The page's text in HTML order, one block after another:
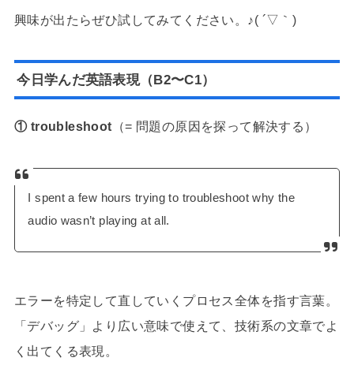
興味が出たらぜひ試してみてください。♪( ´▽｀)
今日学んだ英語表現（B2〜C1）
① troubleshoot （= 問題の原因を探って解決する）
I spent a few hours trying to troubleshoot why the
audio wasn’t playing at all.
エラーを特定して直していくプロセス全体を指す言葉。
「デバッグ」より広い意味で使えて、技術系の文章でよ
く出てくる表現。